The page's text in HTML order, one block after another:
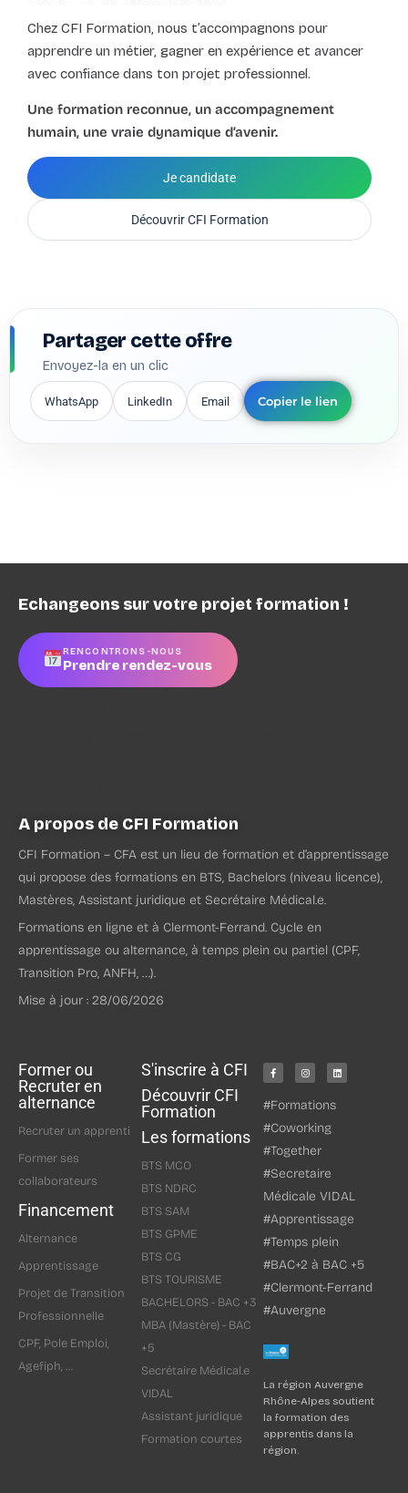
Chez CFI Formation, nous t’accompagnons pour
apprendre un métier, gagner en expérience et avancer
avec confiance dans ton projet professionnel.
Une formation reconnue, un accompagnement
humain, une vraie dynamique d’avenir.
Je candidate
Découvrir CFI Formation
Partager cette offre
Envoyez-la en un clic
WhatsApp LinkedIn Email Copier le lien
Apprentissage Thiers
Publié il y a 4 mois
Les candidatures sont actuellement fermées.
Fabricant de mobilier
Création de contenu sur les réseaux sociaux : stories,
réels, posts sur Instagram, Facebook, LinkedIn, TikTok,
YouTube et Pinterest
Création de contenu via des shootings photos avec
utilisation de Canva
Communication par newsletters auprès des clients
particuliers et professionnels
Gestion des sites internet : mise à jour des contenus,
création de produits et référencement SEO sur
Gestion et mise en place de partenariats et de
collaborations
Mise en place d’objectifs chaque mois
Ce que nous recherchons
Bonne maîtrise du français à l’oral comme à l’écrit
Aisance avec les outils digitaux
Créativité
Autonomie
Force de proposition
Capacité d’assimilation et compréhension rapide
Une première expérience dans le domaine est un plus
La maîtrise de l’anglais à l’écrit et à l’oral est un plus
Niveau BAC +2 requis
Les informations pratiques
Echangeons sur votre projet formation !
RENCONTRONS-NOUS
Prendre rendez-vous
A propos de CFI Formation
CFI Formation – CFA est un lieu de formation et d’apprentissage
qui propose des formations en BTS, Bachelors (niveau licence),
Mastères, Assistant juridique et Secrétaire Médical.e.
Formations en ligne et à Clermont-Ferrand. Cycle en
apprentissage ou alternance, à temps plein ou partiel (CPF,
Transition Pro, ANFH, …).
Mise à jour : 28/06/2026
Former ou
Recruter en
alternance
Recruter un apprenti
Former ses
collaborateurs
Financement
Alternance
Apprentissage
Projet de Transition
Professionnelle
CPF, Pole Emploi,
Agefiph, ...
S'inscrire à CFI
Découvrir CFI
Formation
Les formations
BTS MCO
BTS NDRC
BTS SAM
BTS GPME
BTS CG
BTS TOURISME
BACHELORS - BAC +3
MBA (Mastère) - BAC
+5
Secrétaire Médical.e
VIDAL
Assistant juridique
Formation courtes
#Formations
#Coworking
#Together
#Secretaire
Médicale VIDAL
#Apprentissage
#Temps plein
#BAC+2 à BAC +5
#Clermont-Ferrand
#Auvergne
La région Auvergne
Rhône-Alpes soutient
la formation des
apprentis dans la
région.